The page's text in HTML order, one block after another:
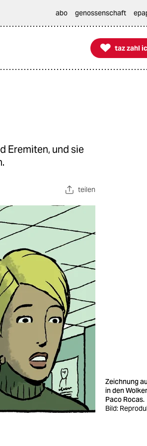
abo genossenschaft

taz zahl ich
taz zahl
Eremiten, und sie
teilen
Zeichnung
in den
Paco Rocas.
Bild: